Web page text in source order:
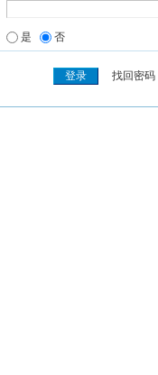
是 否
找回密码